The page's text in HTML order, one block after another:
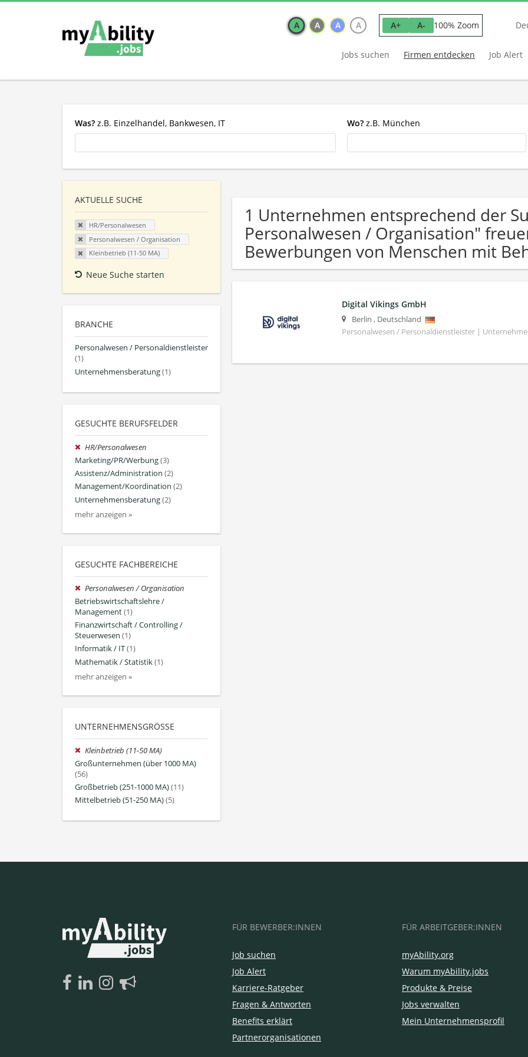
A A A A A+ A- 100% Zoom
Jobs suchen Firmen entdecken Job Alert
Was? z.B. Einzelhandel, Bankwesen, IT Wo? z.B. München
AKTUELLE SUCHE
HR/Personalwesen
Personalwesen / Organisation
Kleinbetrieb (11-50 MA)
Neue Suche starten
BRANCHE
Personalwesen / Personaldienstleister
(1)
Unternehmensberatung(1)
GESUCHTE BERUFSFELDER
HR/Personalwesen
Marketing/PR/Werbung(3)
Assistenz/Administration (2)
Management/Koordination (2)
Unternehmensberatung(2)
mehr anzeigen »
GESUCHTE FACHBEREICHE
Personalwesen / Organisation
Betriebswirtschaftslehre /
Management(1)
Finanzwirtschaft / Controlling /
Steuerwesen (1)
Informatik / IT(1)
Mathematik / Statistik(1)
mehr anzeigen »
UNTERNEHMENSGRÖSSE
Kleinbetrieb (11-50 MA)
Großunternehmen (über 1000 MA)
(56)
Großbetrieb (251-1000 MA)(11)
Mittelbetrieb (51-250 MA)(5)
1 Unternehmen entsprechend der
Personalwesen / Organisation"
Bewerbungen von Menschen mit
Digital Vikings GmbH
Berlin , Deutschland
Personalwesen / Personaldienstleister |
FÜR BEWERBER:INNEN
Job suchen
Job Alert
Karriere-Ratgeber
Fragen & Antworten
Benefits erklärt
Partnerorganisationen
FÜR ARBEITGEBER:INNEN
myAbility.org
Warum myAbility.jobs
Produkte & Preise
Jobs verwalten
Mein Unternehmensprofil